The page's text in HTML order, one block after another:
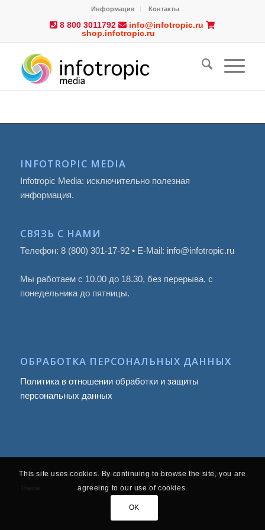
Информация Контакты
8 800 3011792
info@infotropic.ru
shop.infotropic.ru
INFOTROPIC MEDIA
Infotropic Media: исключительно полезная
информация.
СВЯЗЬ С НАМИ
Телефон: 8 (800) 301-17-92 • E-Mail: info@infotropic.ru
Мы работаем с 10.00 до 18.30, без перерыва, с
понедельника до пятницы.
ОБРАБОТКА ПЕРСОНАЛЬНЫХ ДАННЫХ
Политика в отношении обработки и защиты
персональных данных
© Copyright 2009-2026, Infotropic Media -powered by Enfold WordPress
Theme
This site uses cookies. By continuing to browse the site, you are
agreeing to our use of cookies.
OK